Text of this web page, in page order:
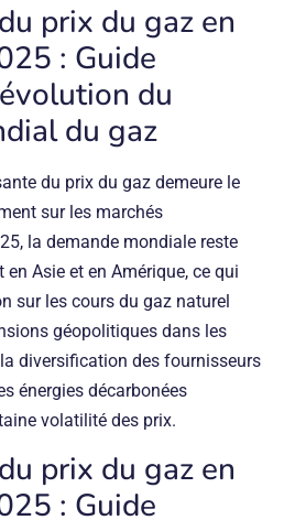
prix du gaz en
: Guide
du
du gaz
du prix du gaz demeure le
sur les marchés
la demande mondiale reste
Asie et en Amérique, ce qui
sur les cours du gaz naturel
géopolitiques dans les
diversification des fournisseurs
énergies décarbonées
volatilité des prix.
prix du gaz en
: Guide